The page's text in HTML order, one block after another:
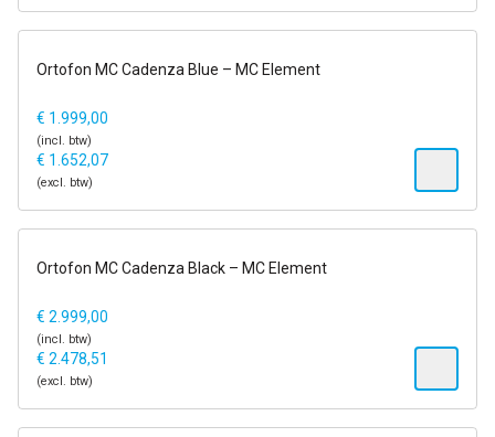
1-2 dagen
Ortofon MC Cadenza Blue – MC Element
€ 1.999,00
(incl. btw)
€ 1.652,07
(excl. btw)
1-2 dagen
Ortofon MC Cadenza Black – MC Element
€ 2.999,00
(incl. btw)
€ 2.478,51
(excl. btw)